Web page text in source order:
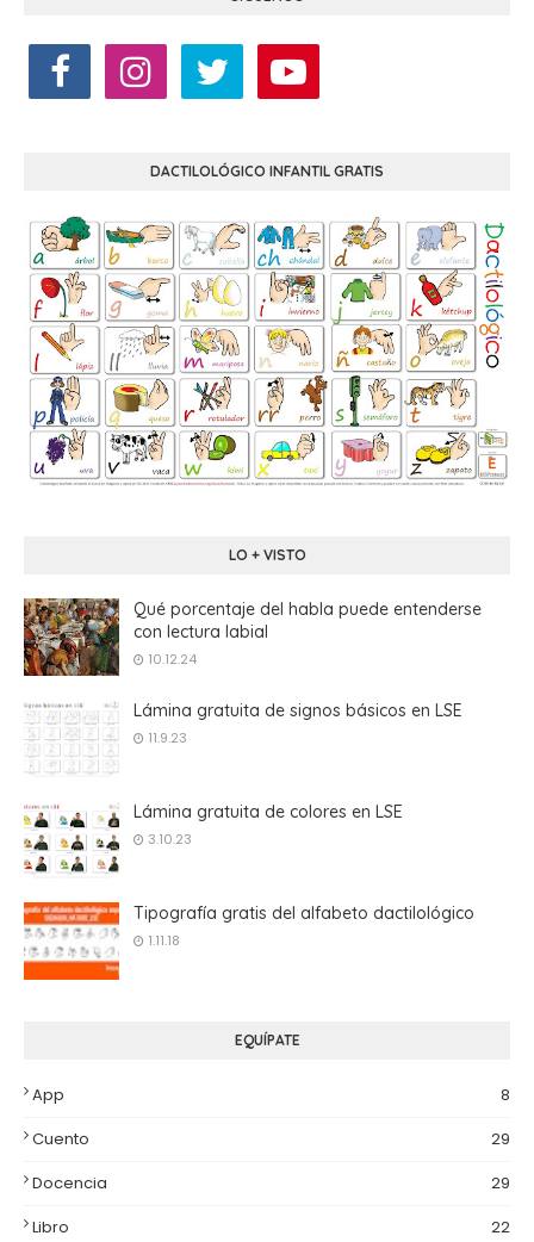
DACTILOLÓGICO INFANTIL GRATIS
LO + VISTO
Qué porcentaje del habla puede entenderse
con lectura labial
10.12.24
Lámina gratuita de signos básicos en LSE
11.9.23
Lámina gratuita de colores en LSE
3.10.23
Tipografía gratis del alfabeto dactilológico
1.11.18
EQUÍPATE
App
8
Cuento
29
Docencia
29
Libro
22